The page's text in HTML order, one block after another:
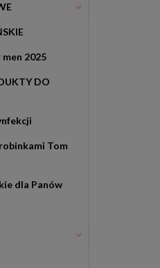
2025
DO
Tom
dla Panów